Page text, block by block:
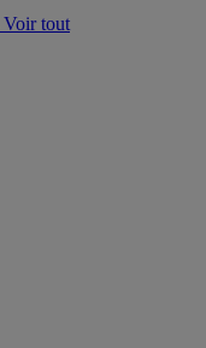
Voir tout